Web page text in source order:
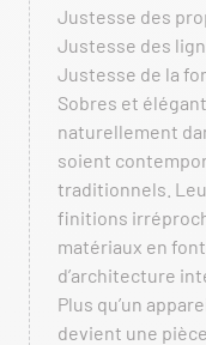
Justesse des
Justesse des
Justesse de la
Sobres et
naturellement
soient
traditionnels.
finitions
matériaux en
d’architecture
Plus qu’un
devient une